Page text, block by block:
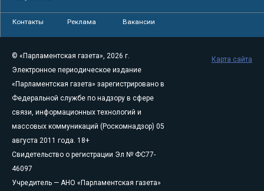
Контакты Реклама Вакансии
© «Парламентская газета», 2026 г.
Электронное периодическое издание
«Парламентская газета» зарегистрировано в
Федеральной службе по надзору в сфере
связи, информационных технологий и
массовых коммуникаций (Роскомнадзор) 05
августа 2011 года. 18+
Свидетельство о регистрации Эл № ФС77-
46097
Учредитель — АНО «Парламентская газета»
Карта сайта